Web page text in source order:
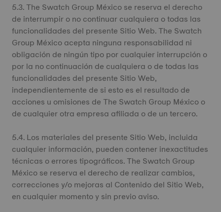
5.3. The Swatch Group México se reserva el derecho
de interrumpir o no continuar cualquiera o todas las
funcionalidades del presente Sitio Web. The Swatch
Group México acepta ninguna responsabilidad ni
obligación de ningún tipo por cualquier interrupción o
por la no continuación de cualquiera o de todas las
funcionalidades del presente Sitio Web,
independientemente de si esto es el resultado de
acciones u omisiones de The Swatch Group México o
de cualquier otra empresa afiliada o de un tercero.
5.4. Los materiales del presente Sitio Web, incluida
cualquier información, pueden contener inexactitudes
técnicas o errores tipográficos. The Swatch Group
México se reserva el derecho de realizar cambios,
correcciones y/o mejoras al Contenido del Sitio Web,
en cualquier momento y sin previo aviso.